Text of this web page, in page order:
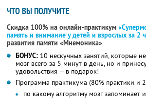
ЧТО ВЫ ПОЛУЧИТЕ
Скидка 100% на онлайн-практикум
память и внимание у детей и взрослых за 2
развития памяти «Мнемоника»
БОНУС: 10 нескучных занятий, которые
мозг всего за 5 минут в день, но и
удовольствия — в подарок!
Программа практикума (80% практики и
по какому алгоритму мозг